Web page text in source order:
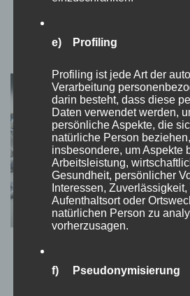
Kreativität als Stressabbau
16. Oktober 2024
Buttonrohlinge für
was du wissen musst
e) Profiling
Profiling ist jede Art der
Verarbeitung
darin besteht, dass diese
Daten verwendet werden,
persönliche Aspekte, die
natürliche Person
insbesondere, um Aspekte
Arbeitsleistung,
Gesundheit, persönlicher
Interessen,
Aufenthaltsort oder
natürlichen Person zu
vorherzusagen.
f) Pseudonymisierung